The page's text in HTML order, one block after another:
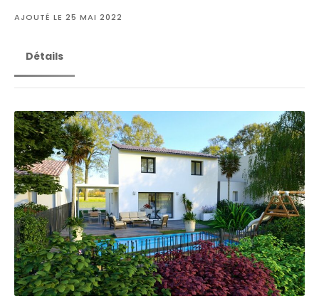
AJOUTÉ LE 25 MAI 2022
Détails